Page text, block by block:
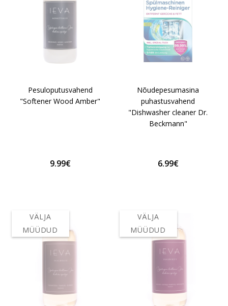
Pesuloputusvahend
"Softener Wood Amber"
9.99€
Nõudepesumasina
puhastusvahend
"Dishwasher cleaner Dr.
Beckmann"
6.99€
VÄLJA
MÜÜDUD
VÄLJA
MÜÜDUD